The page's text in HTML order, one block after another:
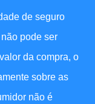
de seguro
pode ser
da compra, o
sobre as
não é